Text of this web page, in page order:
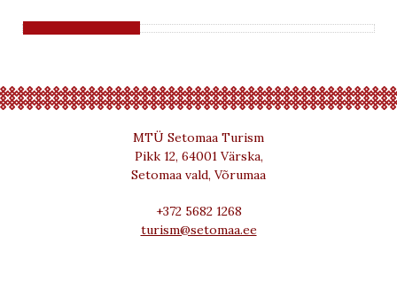
MTÜ Setomaa Turism
Pikk 12, 64001 Värska,
Setomaa vald, Võrumaa
+372 5682 1268
turism@setomaa.ee